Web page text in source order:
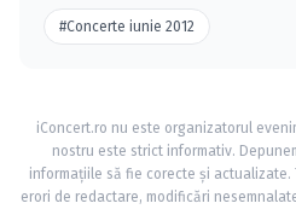
#Concerte iunie 2012
iConcert.ro nu este organizatorul
nostru este strict informativ.
informațiile să fie corecte și
erori de redactare, modificări